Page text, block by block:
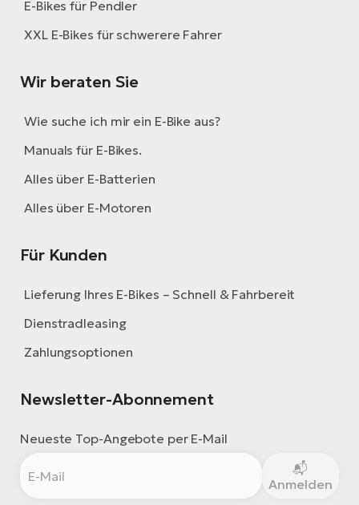
E-Bikes für Pendler
XXL E-Bikes für schwerere Fahrer
Wir beraten Sie
Wie suche ich mir ein E-Bike aus?
Manuals für E-Bikes.
Alles über E-Batterien
Alles über E-Motoren
Für Kunden
Lieferung Ihres E-Bikes – Schnell & Fahrbereit
Dienstradleasing
Zahlungsoptionen
Newsletter-Abonnement
Neueste Top-Angebote per E-Mail
Anmelden